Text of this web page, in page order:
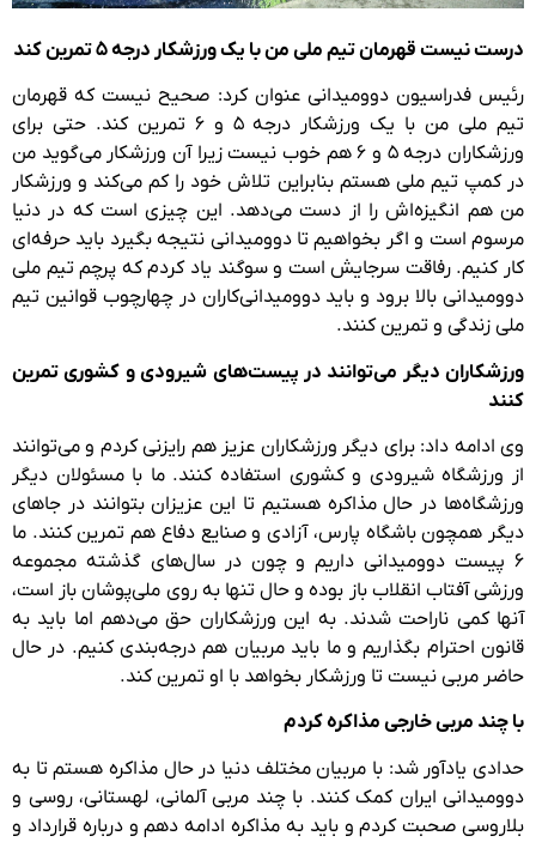
درست نیست قهرمان تیم ملی من با یک ورزشکار درجه ۵ تمرین کند
رئیس فدراسیون دوومیدانی عنوان کرد: صحیح نیست که قهرمان
تیم ملی من با یک ورزشکار درجه ۵ و ۶ تمرین کند. حتی برای
ورزشکاران درجه ۵ و ۶ هم خوب نیست زیرا آن ورزشکار می‌گوید من
در کمپ تیم ملی هستم بنابراین تلاش خود را کم می‌کند و ورزشکار
من هم انگیزه‌اش را از دست می‌دهد. این چیزی است که در دنیا
مرسوم است و اگر بخواهیم تا دوومیدانی نتیجه بگیرد باید حرفه‌ای
کار کنیم. رفاقت سرجایش است و سوگند یاد کردم که پرچم تیم ملی
دوومیدانی بالا برود و باید دوومیدانی‌کاران در چهارچوب قوانین تیم
ملی زندگی و تمرین کنند.
ورزشکاران دیگر می‌توانند در پیست‌های شیرودی و کشوری تمرین
کنند
وی ادامه داد: برای دیگر ورزشکاران عزیز هم رایزنی کردم و می‌توانند
از ورزشگاه شیرودی و کشوری استفاده کنند. ما با مسئولان دیگر
ورزشگاه‌ها در حال مذاکره هستیم تا این عزیزان بتوانند در جاهای
دیگر همچون باشگاه پارس، آزادی و صنایع دفاع هم تمرین کنند. ما
۶ پیست دوومیدانی داریم و چون در سال‌های گذشته مجموعه
ورزشی آفتاب انقلاب باز بوده و حال تنها به روی ملی‌پوشان باز است،
آنها کمی ناراحت شدند. به این ورزشکاران حق می‌دهم اما باید به
قانون احترام بگذاریم و ما باید مربیان هم درجه‌بندی کنیم. در حال
حاضر مربی نیست تا ورزشکار بخواهد با او تمرین کند.
با چند مربی خارجی مذاکره کردم
حدادی یادآور شد: با مربیان مختلف دنیا در حال مذاکره هستم تا به
دوومیدانی ایران کمک کنند. با چند مربی آلمانی، لهستانی، روسی و
بلاروسی صحبت کردم و باید به مذاکره ادامه دهم و درباره قرارداد و